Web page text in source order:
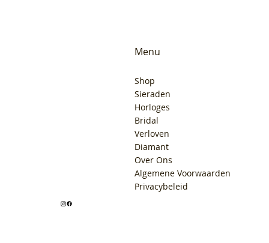
Menu
Shop
Sieraden
Horloges
Bridal
Verloven
Diamant
Over Ons
Algemene Voorwaarden
Privacybeleid